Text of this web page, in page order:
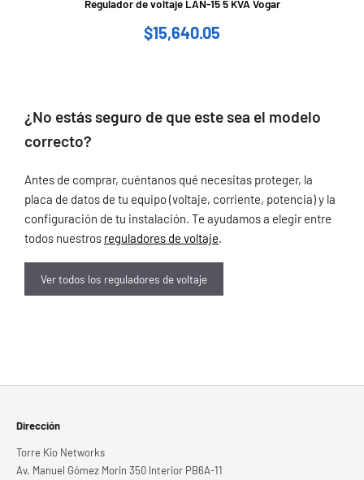
Regulador de voltaje LAN-15 5 KVA Vogar
$15,640.05
¿No estás seguro de que este sea el modelo
correcto?
Antes de comprar, cuéntanos qué necesitas proteger, la
placa de datos de tu equipo (voltaje, corriente, potencia) y la
configuración de tu instalación. Te ayudamos a elegir entre
todos nuestros reguladores de voltaje.
Ver todos los reguladores de voltaje
Dirección
Torre Kio Networks
Av. Manuel Gómez Morin 350 Interior PB6A-11